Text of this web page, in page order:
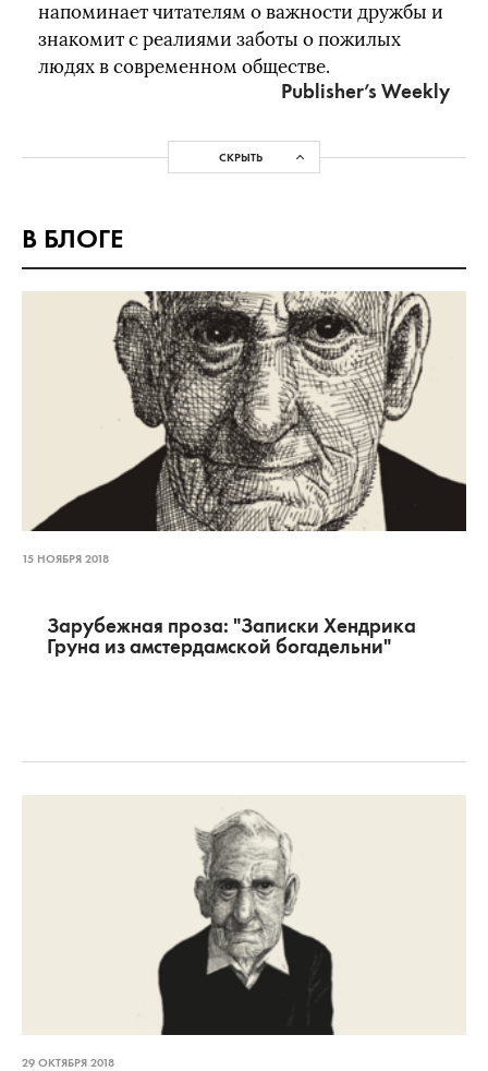
напоминает читателям о важности дружбы и
знакомит с реалиями заботы о пожилых
людях в современном обществе.
Publisher’s Weekly
СКРЫТЬ
В БЛОГЕ
15 НОЯБРЯ 2018
Зарубежная проза: "Записки Хендрика
Груна из амстердамской богадельни"
29 ОКТЯБРЯ 2018